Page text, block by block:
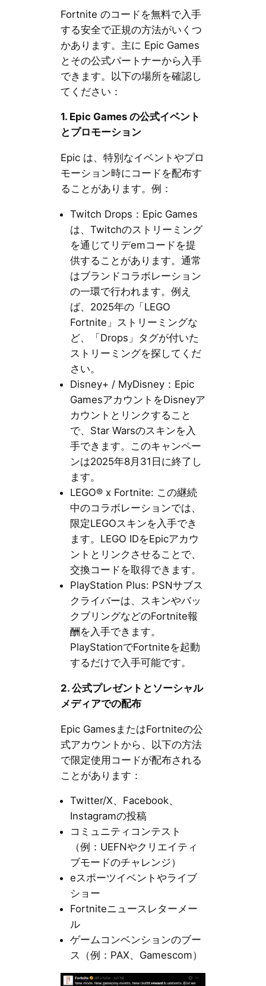
Fortnite のコードを無料で入手
する安全で正規の方法がいくつ
かあります。主に Epic Games
とその公式パートナーから入手
できます。以下の場所を確認し
てください：
1. Epic Games の公式イベント
とプロモーション
Epic は、特別なイベントやプロ
モーション時にコードを配布す
ることがあります。例：
Twitch Drops：Epic Games
は、Twitchのストリーミング
を通じてリデemコードを提
供することがあります。通常
はブランドコラボレーション
の一環で行われます。例え
ば、2025年の「LEGO
Fortnite」ストリーミングな
ど、「Drops」タグが付いた
ストリーミングを探してくだ
さい。
Disney+ / MyDisney：Epic
GamesアカウントをDisneyア
カウントとリンクすること
で、Star Warsのスキンを入
手できます。このキャンペー
ンは2025年8月31日に終了し
ます。
LEGO® x Fortnite: この継続
中のコラボレーションでは、
限定LEGOスキンを入手でき
ます。LEGO IDをEpicアカウ
ントとリンクさせることで、
交換コードを取得できます。
PlayStation Plus: PSNサブス
クライバーは、スキンやバッ
クブリングなどのFortnite報
酬を入手できます。
PlayStationでFortniteを起動
するだけで入手可能です。
2. 公式プレゼントとソーシャル
メディアでの配布
Epic GamesまたはFortniteの公
式アカウントから、以下の方法
で限定使用コードが配布される
ことがあります：
Twitter/X、Facebook、
Instagramの投稿
コミュニティコンテスト
（例：UEFNやクリエイティ
ブモードのチャレンジ）
eスポーツイベントやライブ
ショー
Fortniteニュースレターメー
ル
ゲームコンベンションのブー
ス（例：PAX、Gamescom）